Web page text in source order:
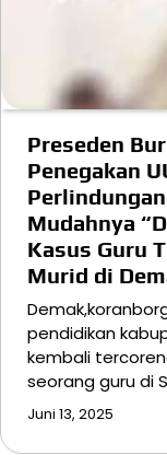
Preseden
Penegakan
Mudahnya
Kasus Guru
Murid di
pendidikan
kembali
seorang guru di
Juni 13, 2025